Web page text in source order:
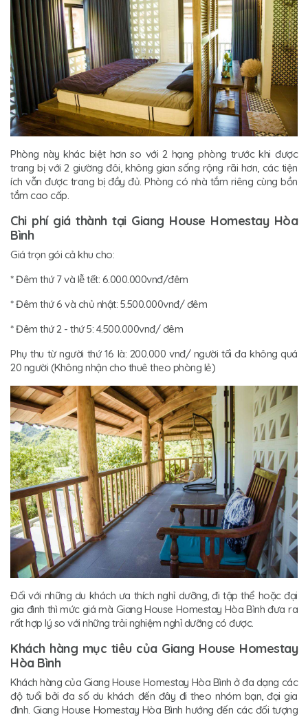
Phòng này khác biệt hơn so với 2 hạng phòng trước khi được
trang bị với 2 giường đôi, không gian sống rộng rãi hơn, các tiện
ích vẫn được trang bị đầy đủ. Phòng có nhà tắm riêng cùng bồn
tắm cao cấp.
Chi phí giá thành tại Giang House Homestay Hòa
Bình
Giá trọn gói cả khu cho:
* Đêm thứ 7 và lễ tết: 6.000.000vnđ/đêm
* Đêm thứ 6 và chủ nhật: 5.500.000vnđ/ đêm
* Đêm thứ 2 - thứ 5: 4.500.000vnđ/ đêm
Phụ thu từ người thứ 16 là: 200.000 vnđ/ người tối đa không quá
20 người (Không nhận cho thuê theo phòng lẻ)
Đối với những du khách ưa thích nghỉ dưỡng, đi tập thể hoặc đại
gia đình thì mức giá mà Giang House Homestay Hòa Bình đưa ra
rất hợp lý so với những trải nghiệm nghỉ dưỡng có được.
Khách hàng mục tiêu của Giang House Homestay
Hòa Bình
Khách hàng của Giang House Homestay Hòa Bình ở đa dạng các
độ tuổi bởi đa số du khách đến đây đi theo nhóm bạn, đại gia
đình. Giang House Homestay Hòa Bình hướng đến các đối tượng